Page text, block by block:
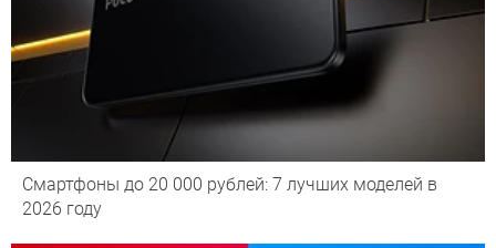
Смартфоны до 20 000 рублей: 7 лучших моделей в
2026 году